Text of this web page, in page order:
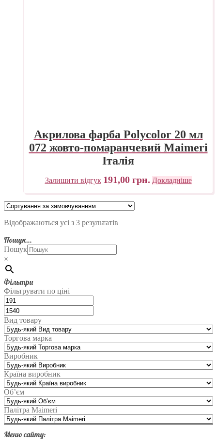
Акрилова фарба Polycolor 20 мл
072 жовто-помаранчевий Maimeri
Італія
Залишити відгук 191,00 грн. Докладніше
Відображаються усі з 3 результатів
Пошук…
Пошук
×
Фільтри
Фільтрувати по ціні
Вид товару
Торгова марка
Виробник
Країна виробник
Об’єм
Палітра Maimeri
Меню сайту: